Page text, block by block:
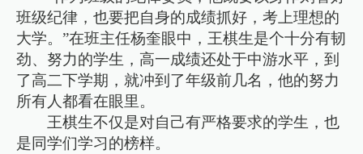
班级纪律，也要把自身的成绩抓好，考上理想的
大学。”在班主任杨奎眼中，王棋生是个十分有韧
劲、努力的学生，高一成绩还处于中游水平，到
了高二下学期，就冲到了年级前几名，他的努力
所有人都看在眼里。
王棋生不仅是对自己有严格要求的学生，也
是同学们学习的榜样。